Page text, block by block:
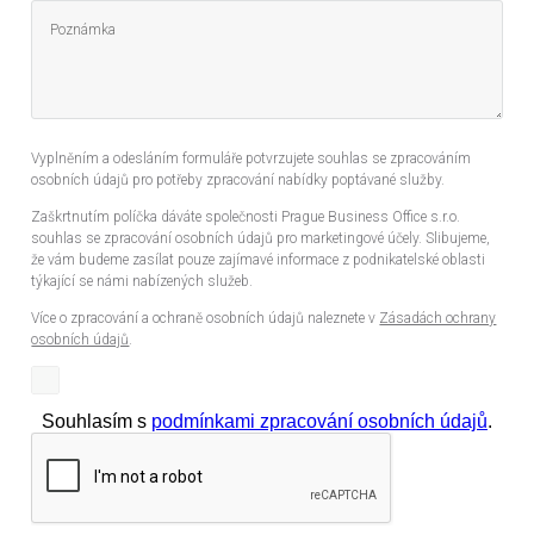
Vyplněním a odesláním formuláře potvrzujete souhlas se zpracováním
osobních údajů pro potřeby zpracování nabídky poptávané služby.
Zaškrtnutím políčka dáváte společnosti Prague Business Office s.r.o.
souhlas se zpracování osobních údajů pro marketingové účely. Slibujeme,
že vám budeme zasílat pouze zajímavé informace z podnikatelské oblasti
týkající se námi nabízených služeb.
Více o zpracování a ochraně osobních údajů naleznete v Zásadách ochrany
osobních údajů.
Souhlasím s podmínkami zpracování osobních údajů.